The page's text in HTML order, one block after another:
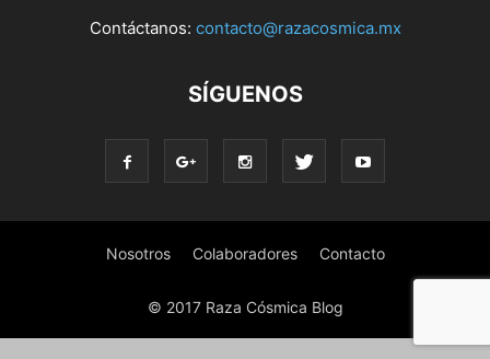
Contáctanos: contacto@razacosmica.mx
SÍGUENOS
Nosotros Colaboradores Contacto
© 2017 Raza Cósmica Blog